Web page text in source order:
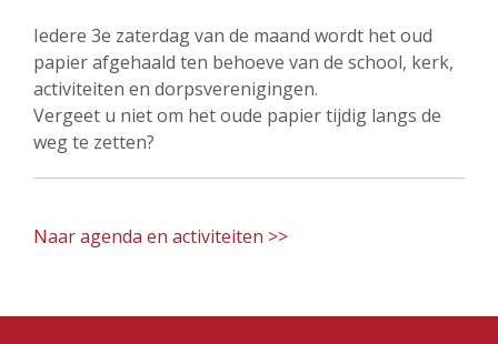
Iedere 3e zaterdag van de maand wordt het oud
papier afgehaald ten behoeve van de school, kerk,
activiteiten en dorpsverenigingen.
Vergeet u niet om het oude papier tijdig langs de
weg te zetten?
Naar agenda en activiteiten >>